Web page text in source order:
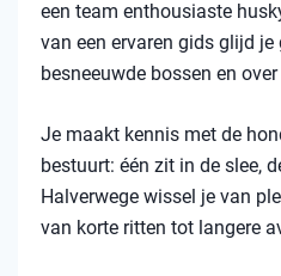
een team enthousiaste
van een ervaren gids glijd
besneeuwde bossen en
Je maakt kennis met de
bestuurt: één zit in de slee,
Halverwege wissel je van
van korte ritten tot langere